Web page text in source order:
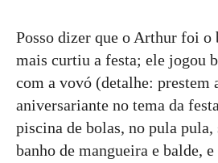
Posso dizer que o Arthur foi o
mais curtiu a festa; ele jogou
com a vovó (detalhe: prestem
aniversariante no tema da
piscina de bolas, no pula
banho de mangueira e balde,